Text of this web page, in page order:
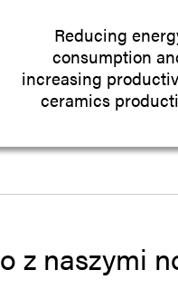
Reducing
consumption
increasing
ceramics
z naszymi